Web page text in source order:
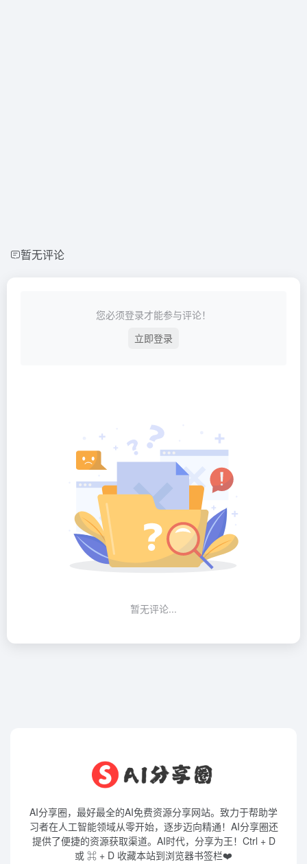
暂无评论
您必须登录才能参与评论！
立即登录
暂无评论...
AI分享圈，最好最全的AI免费资源分享网站。致力于帮助学
习者在人工智能领域从零开始，逐步迈向精通！AI分享圈还
提供了便捷的资源获取渠道。AI时代，分享为王！Ctrl + D
或 ⌘ + D 收藏本站到浏览器书签栏❤️